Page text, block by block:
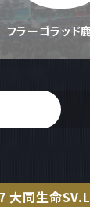
フラーゴラッド
大同生命